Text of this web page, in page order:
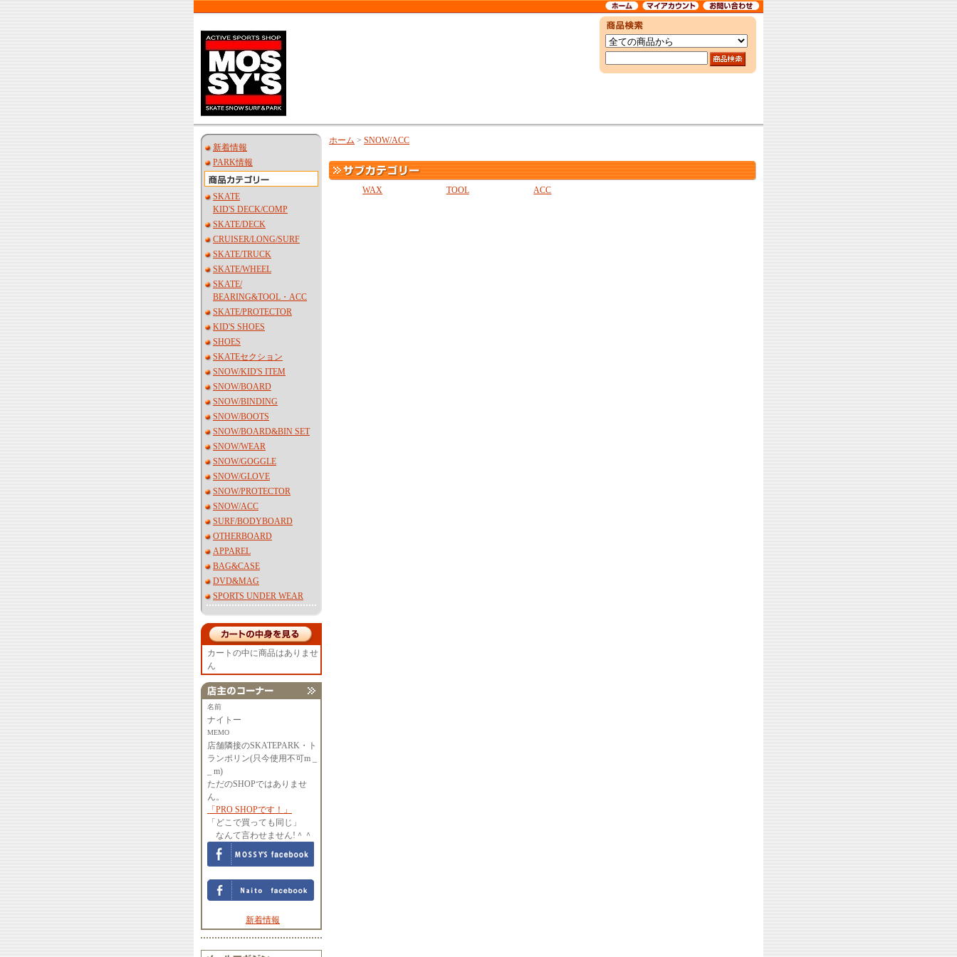
新着情報
PARK情報
SKATE
KID'S DECK/COMP
SKATE/DECK
CRUISER/LONG/SURF
SKATE/TRUCK
SKATE/WHEEL
SKATE/
BEARING&TOOL・ACC
SKATE/PROTECTOR
KID'S SHOES
SHOES
SKATEセクション
SNOW/KID'S ITEM
SNOW/BOARD
SNOW/BINDING
SNOW/BOOTS
SNOW/BOARD&BIN SET
SNOW/WEAR
SNOW/GOGGLE
SNOW/GLOVE
SNOW/PROTECTOR
SNOW/ACC
SURF/BODYBOARD
OTHERBOARD
APPAREL
BAG&CASE
DVD&MAG
SPORTS UNDER WEAR
カートの中に商品はありませ
ん
名前
ナイトー
MEMO
店舗隣接のSKATEPARK・ト
ランポリン(只今使用不可m _
_ m)
ただのSHOPではありませ
ん。
「PRO SHOPです！」
「どこで買っても同じ」
なんて言わせません!＾＾
新着情報
ホーム > SNOW/ACC
WAX TOOL ACC